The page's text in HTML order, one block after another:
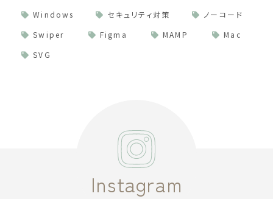
Windows
セキュリティ対策
ノーコード
Swiper
Figma MAMP
Mac
SVG
Instagram